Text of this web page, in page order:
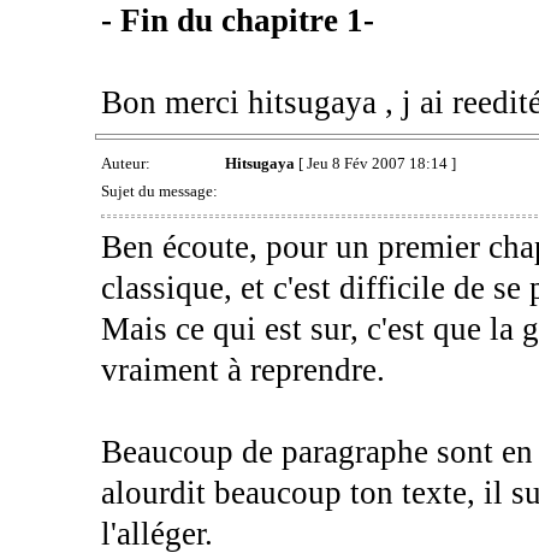
- Fin du chapitre 1-
Bon merci hitsugaya , j ai
Auteur: Hitsugaya [ Jeu 8 Fév 2007 18:14 ]
Sujet du message:
Ben écoute, pour un premier
classique, et c'est difficile de
Mais ce qui est sur, c'est que la
vraiment à reprendre.
Beaucoup de paragraphe sont
alourdit beaucoup ton texte, il
l'alléger.